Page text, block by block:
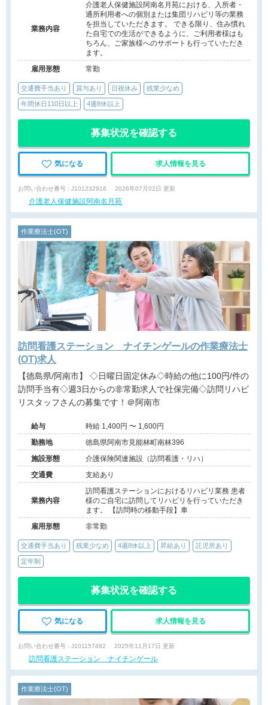
業務内容
介護老人保健施設阿南名月苑における、入所者・
通所利用者への個別または集団リハビリ等の業務
を担当していただきます。 できる限り、住み慣れ
た自宅での生活ができるように、ご利用者様はも
ちろん、ご家族様へのサポートも行っていただき
ます。
雇用形態
常勤
交通費手当あり 賞与あり 日祝休み 残業少なめ
年間休日110日以上 4週8休以上
募集状況を確認する
気になる 求人情報を見る
お問い合わせ番号 : J101232916 2026年07月02日 更新
介護老人保健施設阿南名月苑
作業療法士(OT)
訪問看護ステーション ナイチンゲールの作業療法士
(OT)求人
【徳島県/阿南市】 ◇日曜日固定休み◇時給の他に100円/件の
訪問手当有◇週3日からの非常勤求人で社保完備◇訪問リハビ
リスタッフさんの募集です！＠阿南市
給与
時給 1,400円 〜 1,600円
勤務地
徳島県阿南市見能林町南林396
施設形態
介護保険関連施設（訪問看護・リハ）
交通費
支給あり
業務内容
訪問看護ステーションにおけるリハビリ業務 患者
様のご自宅に訪問してリハビリを行っていただき
ます。 【訪問時の移動手段】車
雇用形態
非常勤
交通費手当あり 残業少なめ 4週8休以上 昇給あり 託児所あり
定年制
募集状況を確認する
気になる 求人情報を見る
お問い合わせ番号 : J101157482 2025年11月17日 更新
訪問看護ステーション ナイチンゲール
作業療法士(OT)